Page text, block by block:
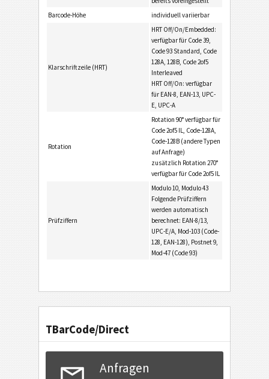
Barcode-Höhe
individuell variierbar
Klarschriftzeile (HRT)
HRT Off/On/Embedded:
verfügbar für Code 39,
Code 93 Standard, Code
128A, 128B, Code 2of5
Interleaved
HRT Off/On: verfügbar
für EAN-8, EAN-13, UPC-
E, UPC-A
Rotation
Rotation 90° verfügbar für
Code 2of5 IL, Code-128A,
Code-128B (andere Typen
auf Anfrage)
zusätzlich Rotation 270°
verfügbar für Code 2of5 IL
Prüfziffern
Modulo 10, Modulo 43
Folgende Prüfziffern
werden automatisch
berechnet: EAN-8/13,
UPC-E/A, Mod-103 (Code-
128, EAN-128), Postnet 9,
Mod-47 (Code 93)
TBarCode/Direct
Anfragen